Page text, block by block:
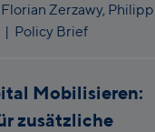
Florian Zerzawy, Philipp
| Policy Brief
Mobilisieren:
zusätzliche